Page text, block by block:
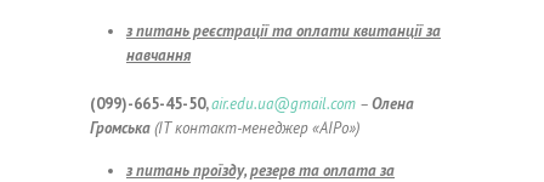
з питань реєстрації та оплати квитанції за
навчання
(099)-665-45-50,air.edu.ua@gmail.com –Олена
Громська(ІТ контакт-менеджер «АІРо»)
з питань проїзду, резерв та оплата за